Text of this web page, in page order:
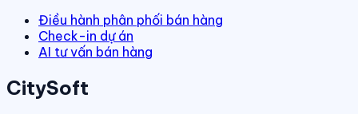
Điều hành phân phối bán hàng
Check-in dự án
AI tư vấn bán hàng
CitySoft